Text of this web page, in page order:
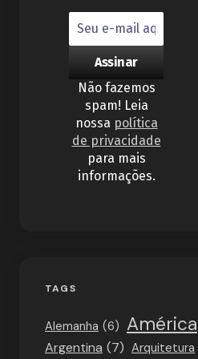
Não fazemos
spam! Leia
nossa política
de privacidade
para mais
informações.
TAGS
Alemanha (6) América
Argentina (7) Arquitetura